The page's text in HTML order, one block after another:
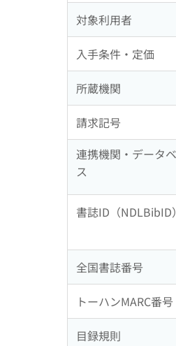
対象利用者
入手条件・定価
所蔵機関
請求記号
連携機関・データ
ス
書誌ID（NDLBibID）
全国書誌番号
トーハンMARC番号
目録規則